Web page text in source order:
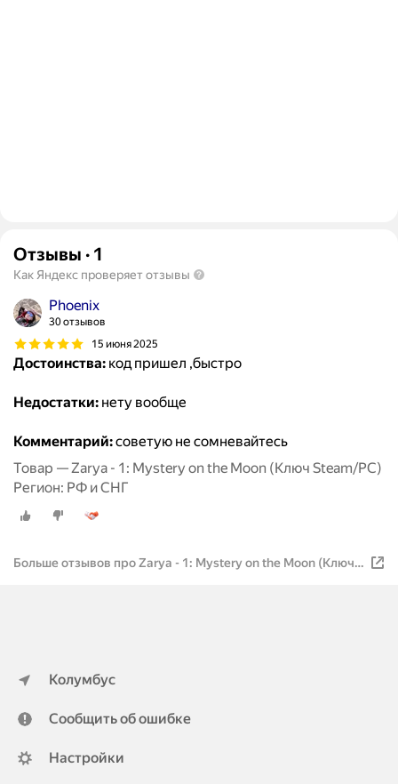
Отзывы · 1
Как Яндекс проверяет отзывы
Phoenix
30 отзывов
15 июня 2025
Достоинства: код пришел ,быстро
Недостатки: нету вообще
Комментарий:советую не сомневайтесь
Товар — Zarya - 1: Mystery on the Moon (Ключ Steam/PC)
Регион: РФ и СНГ
Больше отзывов про Zarya - 1: Mystery on the Moon (Ключ
Колумбус
Сообщить об ошибке
Настройки